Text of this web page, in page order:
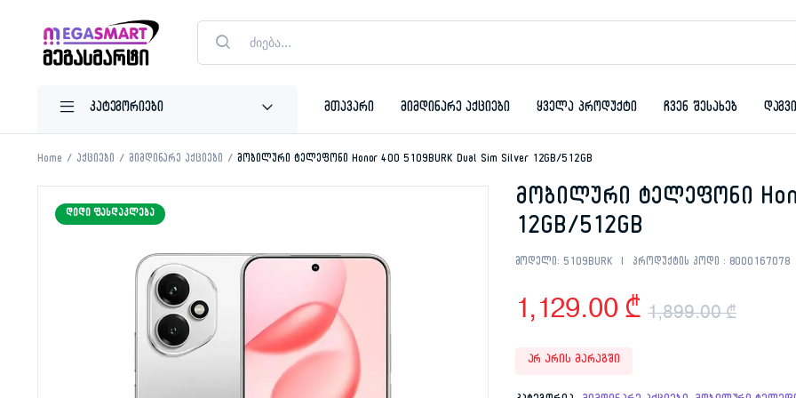
Products
search
მთავარი მიმდინარე აქციები ყველა პროდუქტი ჩვენ შესახებ
Home აქციები მიმდინარე აქციები მობილური ტელეფონი Honor 400 5109BURK Dual Sim Silver 12GB/512GB
ᲓᲘᲓᲘ ᲤᲐᲡᲓᲐᲙᲚᲔᲑᲐ
მობილური ტელეფონი
12GB/512GB
მოდელი: 5109BURK პროდუქტის კოდი : 8000167078
1,899.00₾
price
1,129.00 ₾
price
არ არის მარაგში